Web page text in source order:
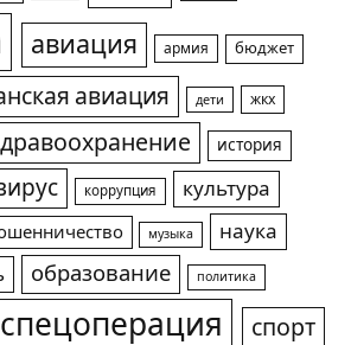
авиация армия бюджет
авиация дети жкх
история
коррупция
культура
музыка
наука
образование политика
спецоперация спорт